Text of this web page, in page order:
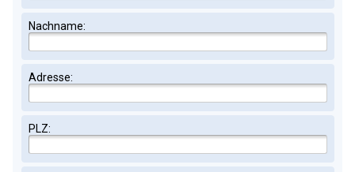
Nachname:
Adresse:
PLZ: